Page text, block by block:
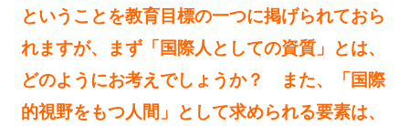
ということを教育目標の一つに掲げられておら
れますが、まず「国際人としての資質」とは、
どのようにお考えでしょうか？ また、「国際
的視野をもつ人間」として求められる要素は、